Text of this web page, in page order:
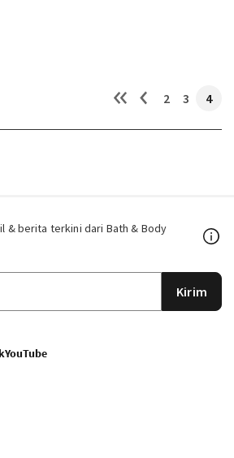
2 3 4
& berita terkini dari Bath & Body
Kirim
YouTube